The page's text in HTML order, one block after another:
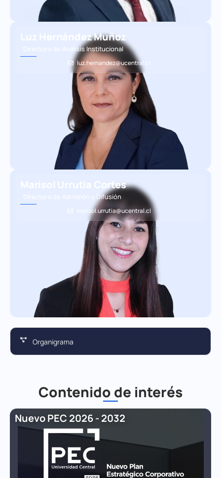
Luz Hernández Muñoz
Directora de Análisis Institucional
luz.hernandez@ucentral.cl
Marisol Urrutia Cortes
Directora de Admisión y Difusión
marisol.urrutia@ucentral.cl
Organigrama
Contenido de interés
Nuevo PEC 2026 - 2032